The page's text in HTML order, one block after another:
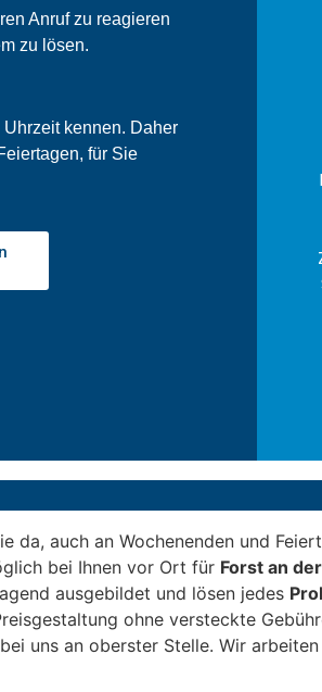
Anruf zu reagieren
zu lösen.
kennen. Daher
für Sie
da, auch an Wochenenden und
bei Ihnen vor Ort für Forst an
ausgebildet und lösen jedes
ohne versteckte
uns an oberster Stelle. Wir